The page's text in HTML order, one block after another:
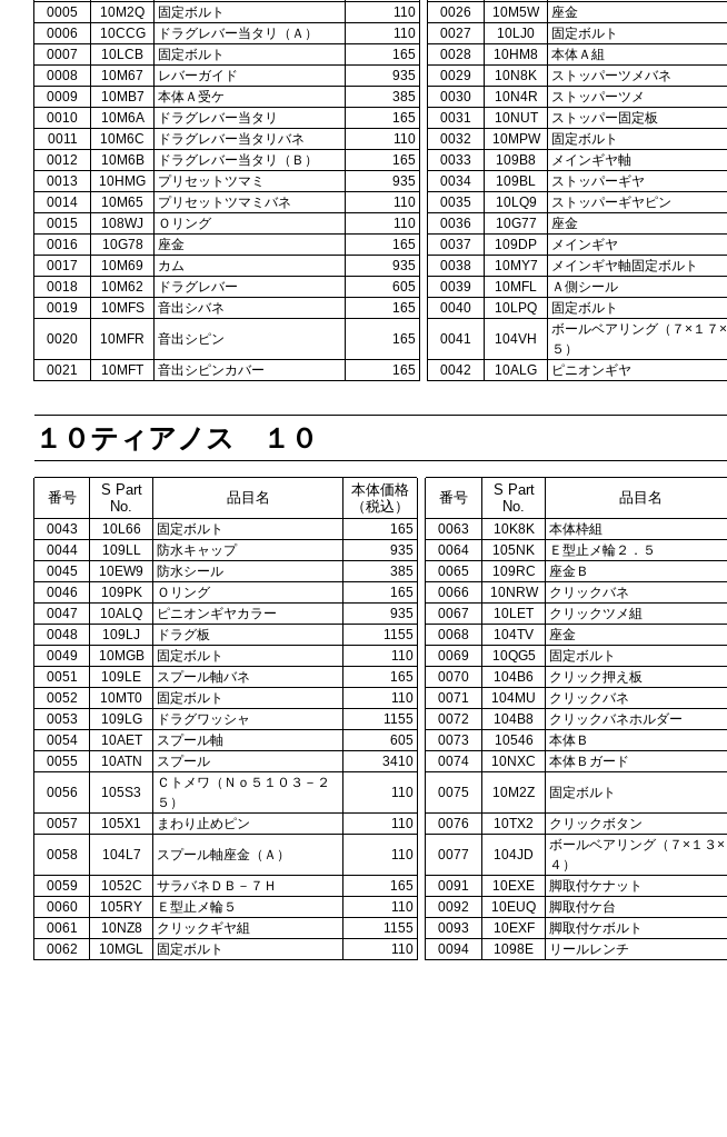
0005
10M2Q 固定ボルト 110 0026 10M5W 座金
0006
10CCG ドラグレバー当タリ（Ａ） 110 0027 10LJ0 固定ボルト
0007
10LCB 固定ボルト 165 0028 10HM8 本体Ａ組
0008
10M67 レバーガイド 935 0029 10N8K ストッパーツメバネ
0009
10MB7 本体Ａ受ケ 385 0030 10N4R ストッパーツメ
0010
10M6A ドラグレバー当タリ 165 0031 10NUT ストッパー固定板
0011
10M6C ドラグレバー当タリバネ 110 0032 10MPW 固定ボルト
0012
10M6B ドラグレバー当タリ（Ｂ） 165 0033 109B8 メインギヤ軸
0013
10HMG プリセットツマミ 935 0034 109BL ストッパーギヤ
0014
10M65 プリセットツマミバネ 110 0035 10LQ9 ストッパーギヤピン
0015
108WJ Ｏリング 110 0036 10G77 座金
0016
10G78 座金 165 0037 109DP メインギヤ
0017
10M69 カム 935 0038 10MY7 メインギヤ軸固定ボルト
0018
10M62 ドラグレバー 605 0039 10MFL Ａ側シール
0019
10MFS 音出シバネ 165 0040 10LPQ 固定ボルト
0020
10MFR 音出シピン 165 0041 104VH
ボールベアリング（７×１７×
５）
0021
10MFT 音出シピンカバー 165 0042 10ALG ピニオンギヤ
１０ティアノス １０
番号
S Part
No.
品目名
本体価格
（税込）
番号
S Part
No.
品目名
0043 10L66 固定ボルト 165 0063 10K8K 本体枠組
0044
109LL 防水キャップ 935 0064 105NK Ｅ型止メ輪２．５
0045
10EW9 防水シール 385 0065 109RC 座金Ｂ
0046
109PK Ｏリング 165 0066 10NRW クリックバネ
0047
10ALQ ピニオンギヤカラー 935 0067 10LET クリックツメ組
0048
109LJ ドラグ板 1155 0068 104TV 座金
0049
10MGB 固定ボルト 110 0069 10QG5 固定ボルト
0051
109LE スプール軸バネ 165 0070 104B6 クリック押え板
0052
10MT0 固定ボルト 110 0071 104MU クリックバネ
0053
109LG ドラグワッシャ 1155 0072 104B8 クリックバネホルダー
0054
10AET スプール軸 605 0073 10546 本体Ｂ
0055
10ATN スプール 3410 0074 10NXC 本体Ｂガード
0056
105S3
Ｃトメワ（Ｎｏ５１０３－２
５）
110 0075 10M2Z 固定ボルト
0057
105X1 まわり止めピン 110 0076 10TX2 クリックボタン
0058
104L7 スプール軸座金（Ａ） 110 0077 104JD
ボールベアリング（７×１３×
４）
0059
1052C サラバネＤＢ－７Ｈ 165 0091 10EXE 脚取付ケナット
0060
105RY Ｅ型止メ輪５ 110 0092 10EUQ 脚取付ケ台
0061
10NZ8 クリックギヤ組 1155 0093 10EXF 脚取付ケボルト
0062
10MGL 固定ボルト 110 0094 1098E リールレンチ